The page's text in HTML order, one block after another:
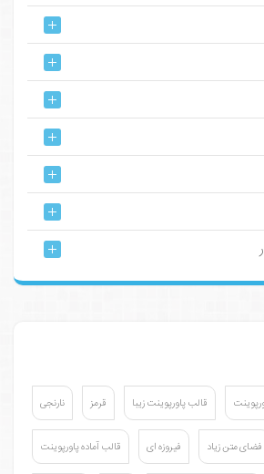
نارنجی قرمز قالب پاورپوینت زیبا
قالب آماده پاورپوینت فیروزه ای فضای متن زیاد